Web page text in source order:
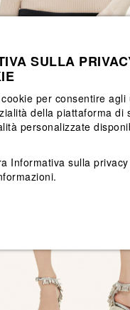
SULLA
per consentire
della piattaforma di
personalizzate
Informativa sulla